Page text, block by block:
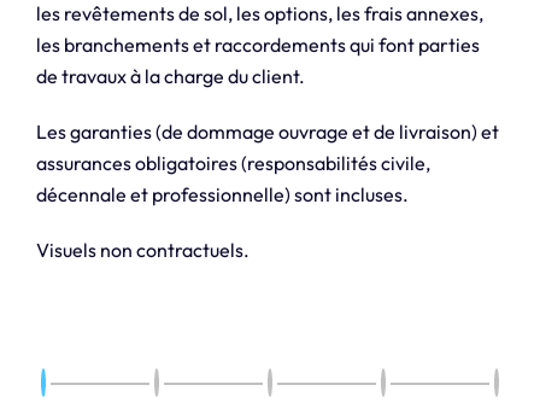
les revêtements de sol, les options, les frais annexes,
les branchements et raccordements qui font parties
de travaux à la charge du client.
Les garanties (de dommage ouvrage et de livraison) et
assurances obligatoires (responsabilités civile,
décennale et professionnelle) sont incluses.
Visuels non contractuels.